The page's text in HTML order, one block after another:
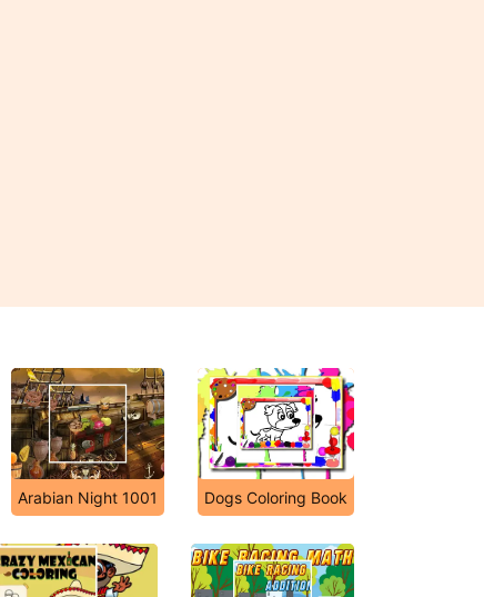
Arabian Night 1001 Dogs Coloring Book